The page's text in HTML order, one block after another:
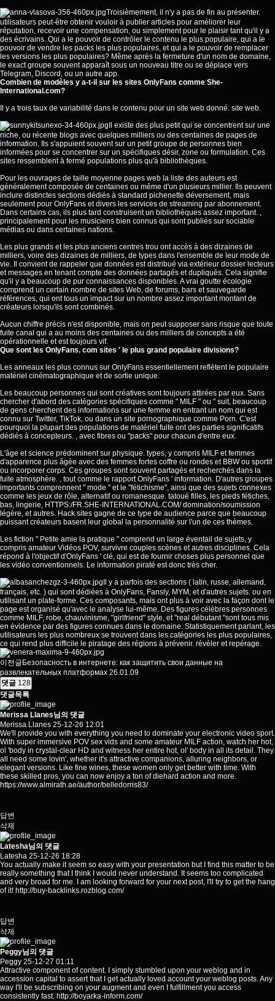
Troisièmement, il n'y a pas de fin au présenter.
utilisateurs peut-être obtenir vouloir à publier articles pour améliorer leur
réputation, recevoir une compensation, ou simplement pour le plaisir tant qu'il y a
des écrivains. Qui a le pouvoir de contrôler le contenu le plus populaire, qui a le
pouvoir de vendre les packs les plus populaires, et qui a le pouvoir de remplacer
les versions les plus populaires? Même après la fermeture d'un nom de domaine,
le exact groupe souvent apparaît sous un nouveau titre ou se déplace vers
Telegram, Discord, ou un autre app.
Combien de modèles y a-t-il sur les sites OnlyFans comme She-
International.com?
Il y a trois taux de variabilité dans le contenu pour un site web donné. site web.
Il existe des plus petit qui se concentrent sur une
niche, ou récente blogs avec quelques milliers ou des centaines de pages de
information. Ils s'appuient souvent sur un petit groupe de personnes bien
informées pour se concentrer sur un spécifiques désir, zone ou formulation. Ces
sites ressemblent à fermé populations plus qu'à bibliothèques.
Pour les ouvrages de taille moyenne pages web la liste des auteurs est
généralement composée de centaines ou même d'un plusieurs millier. Ils peuvent
inclure distinctes sections dédiés à standard pichenette déversement, mais
seulement pour OnlyFans et divers les services de streaming par abonnement.
Dans certains cas, ils plus tard construisent un bibliothèques assez important. ,
principalement pour les musiciens bien connus qui sont publiés sur sociable
médias ou dans certaines nations.
Les plus grands et les plus anciens centres trou ont accès à des dizaines de
milliers, voire des dizaines de milliers, de types dans l'ensemble de leur mode de
vie. Il convient de rappeler que données est distribué via extérieur dossier lecteurs
et messages en tenant compte des données partagés et dupliqués. Cela signifie
qu'il y a beaucoup de pur connaissances disponibles. A vrai goutte écologie
comprend un certain nombre de sites Web, de forums, bars et sauvegarde
références, qui ont tous un impact sur un nombre assez important montant de
créateurs lorsqu'ils sont combinés.
Aucun chiffre précis n'est disponible, mais on peut supposer sans risque que toute
fuite canal qui a au moins des centaines ou des milliers de concepts a été
opérationnelle et est toujours vif.
Que sont les OnlyFans. com sites ' le plus grand populaire divisions?
Les anneaux les plus connus sur OnlyFans essentiellement reflètent le populaire
matériel cinématographique et de sortie unique.
Les beaucoup personnes qui sont créatives sont toujours attirées par eux. Sans
chercher d'abord des catégories spécifiques comme " MILF " ou " suit, beaucoup
de gens cherchent des informations sur une femme en entrant un nom qui est
connu sur Twitter, TikTok, ou dans un site pornographique comme Porn. C'est
pourquoi la plupart des populations de matériel fuite ont des parties significatifs
dédiés à concepteurs. , avec fibres ou "packs" pour chacun d'entre eux.
L'âge et science prédominent sur physique. types, y compris MILF et femmes
d'apparence plus âgée avec des femmes fortes coffre ou rondes et BBW ou sportif
ou incorporer corps. Ces groupes sont souvent partagés et recherchés dans la
fuite atmosphère. , tout comme le rapport OnlyFans ' information. D'autres groupes
importants comprennent " mode " et le "fétichisme", ainsi que des sujets connexes
comme les jeux de rôle, alternatif ou romanesque. tatoué filles, les pieds fétiches,
bas, lingerie, HTTPS:/FR.SHE-INTERNATIONAL.COM/domination/soumission
légère, et autres. Hack sites gagne de ce type de audience parce que beaucoup
puissant créateurs basent leur global la personnalité sur l'un de ces thèmes.
Les fiction " Petite amie la pratique " comprend un large éventail de sujets, y
compris amateur Vidéos POV, survivre couples scènes et autres disciplines. Cela
répond à l'objectif d'OnlyFans ' clé, qui est de fournir choses plus personnel que
les vidéo conventionnels. Le information piraté est donc très cher.
Il y a parfois des sections ( latin, russe, allemand,
français, etc. ) qui sont dédiées à OnlyFans, Fansly, MYM, et d'autres sujets. ou en
utilisant un plate-forme. Ces composants, mais ont plus à voir avec la façon dont le
page est organisé qu'avec le analyse lui-même. Des figures célèbres personnes
comme MILF, robe, chauvinisme, "girlfriend" style, et "real débutant "sont tous mis
en évidence par des figures connues dans le domaine. Statistiquement parlant, les
utilisateurs les plus nombreux se trouvent dans les catégories les plus populaires,
ce qui rend plus difficile le piratage des régions à prévenir. révéler et repérage.
이전글 Безопасность в интернете: как защитить свои данные на
развлекательных платформах 26.01.09
댓글 128
댓글목록
Merissa Llanes님의 댓글
Merissa Llanes 25-12-26 12:01
We'll provide you with everything you need to dominate your electronic video sport.
With super immersive POV sex vids and some amateur MILF action, watch her hot,
ol 'body in crystal-clear HD and witness her entire hot, ol' body in all its detail. They
all need some lovin', whether it's attractive companions, alluring neighbors, or
elegant versions. Like fine wines, these women only get better with time. With
these skilled pros, you can now enjoy a ton of diehard action and more.
https://www.almirath.ae/author/belledorris83/
답변
삭제
Latesha님의 댓글
Latesha 25-12-26 18:28
You actually make it seem so easy with your presentation but I find this matter to be
really something that I think I would never understand. It seems too complicated
and very broad for me. I am looking forward for your next post, I'll try to get the hang
of it! http://buy-backlinks.rozblog.com/
답변
삭제
Peggy님의 댓글
Peggy 25-12-27 01:11
Attractive component of content. I simply stumbled upon your weblog and in
accession capital to assert that I get actually loved account your weblog posts. Any
way I'll be subscribing on your augment and even I fulfillment you access
consistently fast. http://boyarka-inform.com/